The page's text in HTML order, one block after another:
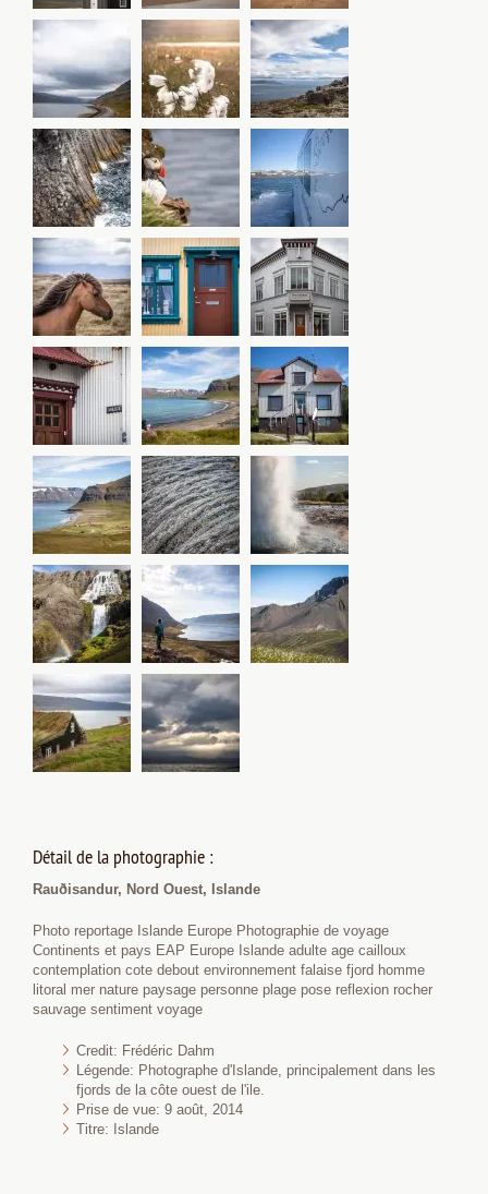
Détail de la photographie :
Rauðisandur, Nord Ouest, Islande
Photo reportage Islande Europe Photographie de voyage
Continents et pays EAP Europe Islande adulte age cailloux
contemplation cote debout environnement falaise fjord homme
litoral mer nature paysage personne plage pose reflexion rocher
sauvage sentiment voyage
Credit: Frédéric Dahm
Légende: Photographe d'Islande, principalement dans les
fjords de la côte ouest de l'ile.
Prise de vue: 9 août, 2014
Titre: Islande